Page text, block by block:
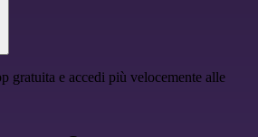
gratuita e accedi più velocemente alle